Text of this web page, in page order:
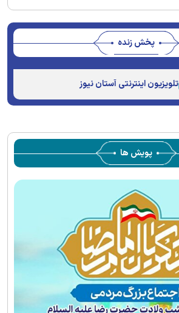
پخش زنده
تلویزیون اینترنتی آستان نیوز
پویش ها